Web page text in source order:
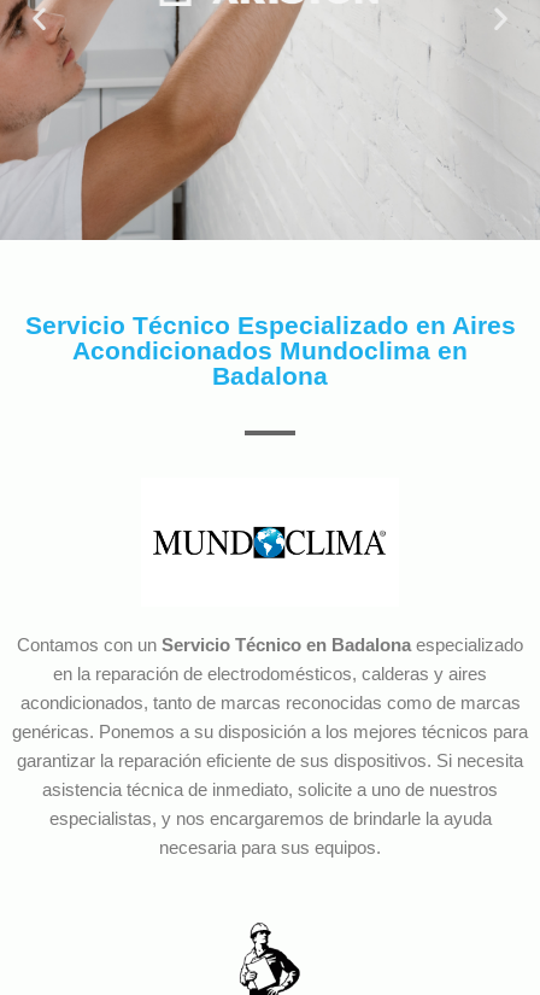
Servicio Técnico Especializado en Aires
Acondicionados Mundoclima en
Badalona
Contamos con un Servicio Técnico en Badalona especializado
en la reparación de electrodomésticos, calderas y aires
acondicionados, tanto de marcas reconocidas como de marcas
genéricas. Ponemos a su disposición a los mejores técnicos para
garantizar la reparación eficiente de sus dispositivos. Si necesita
asistencia técnica de inmediato, solicite a uno de nuestros
especialistas, y nos encargaremos de brindarle la ayuda
necesaria para sus equipos.